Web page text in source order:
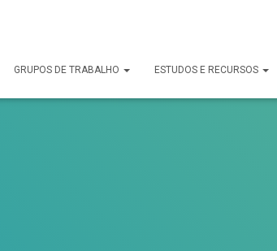
GRUPOS DE TRABALHO ESTUDOS E RECURSOS